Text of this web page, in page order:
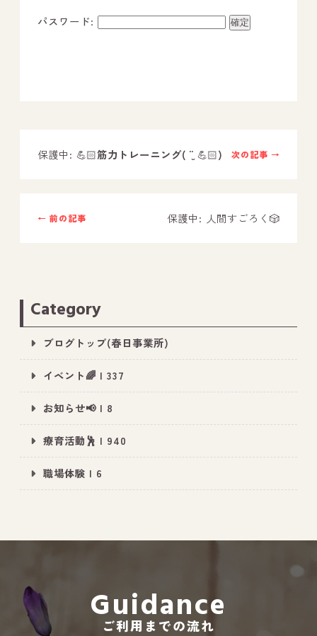
－ オールピース福津事業所
スタッフブログ
－ 福津事業所のブログ
－ 鳥栖事業所のブログ
All Peace｜オールピース
パスワード:
次の記事 →
保護中: 💪🏻筋力トレーニング( ¨̮ 💪🏻)
← 前の記事 保護中: 人間すごろく🎲
Category
ブログトップ(春日事業所)
イベント🌈 | 337
お知らせ📢 | 8
療育活動🕺 | 940
職場体験 | 6
Guidance
ご利用までの流れ